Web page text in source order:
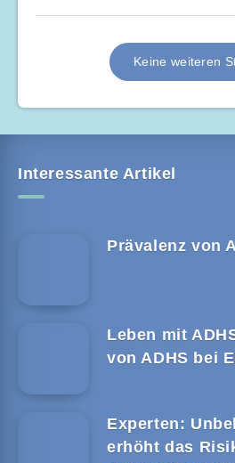
Keine weiteren
Interessante Artikel
Prävalenz von
Leben mit
von ADHS bei
Experten:
erhöht das